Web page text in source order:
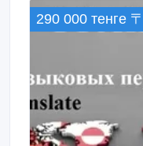
290 000 тенге 〒